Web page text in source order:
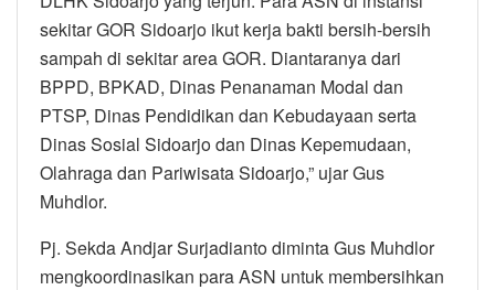
sekitar GOR Sidoarjo ikut kerja bakti bersih-bersih
sampah di sekitar area GOR. Diantaranya dari
BPPD, BPKAD, Dinas Penanaman Modal dan
PTSP, Dinas Pendidikan dan Kebudayaan serta
Dinas Sosial Sidoarjo dan Dinas Kepemudaan,
Olahraga dan Pariwisata Sidoarjo,” ujar Gus
Muhdlor.
Pj. Sekda Andjar Surjadianto diminta Gus Muhdlor
mengkoordinasikan para ASN untuk membersihkan